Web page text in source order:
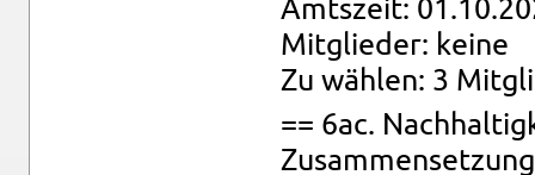
Amts­zeit:
Mit­glie­der: keine
Zu wäh­len: 3
== 6ac.